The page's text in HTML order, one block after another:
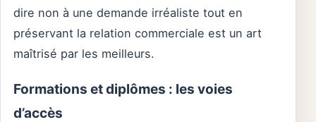
dire non à une demande irréaliste tout en
préservant la relation commerciale est un art
maîtrisé par les meilleurs.
Formations et diplômes : les voies
d’accès